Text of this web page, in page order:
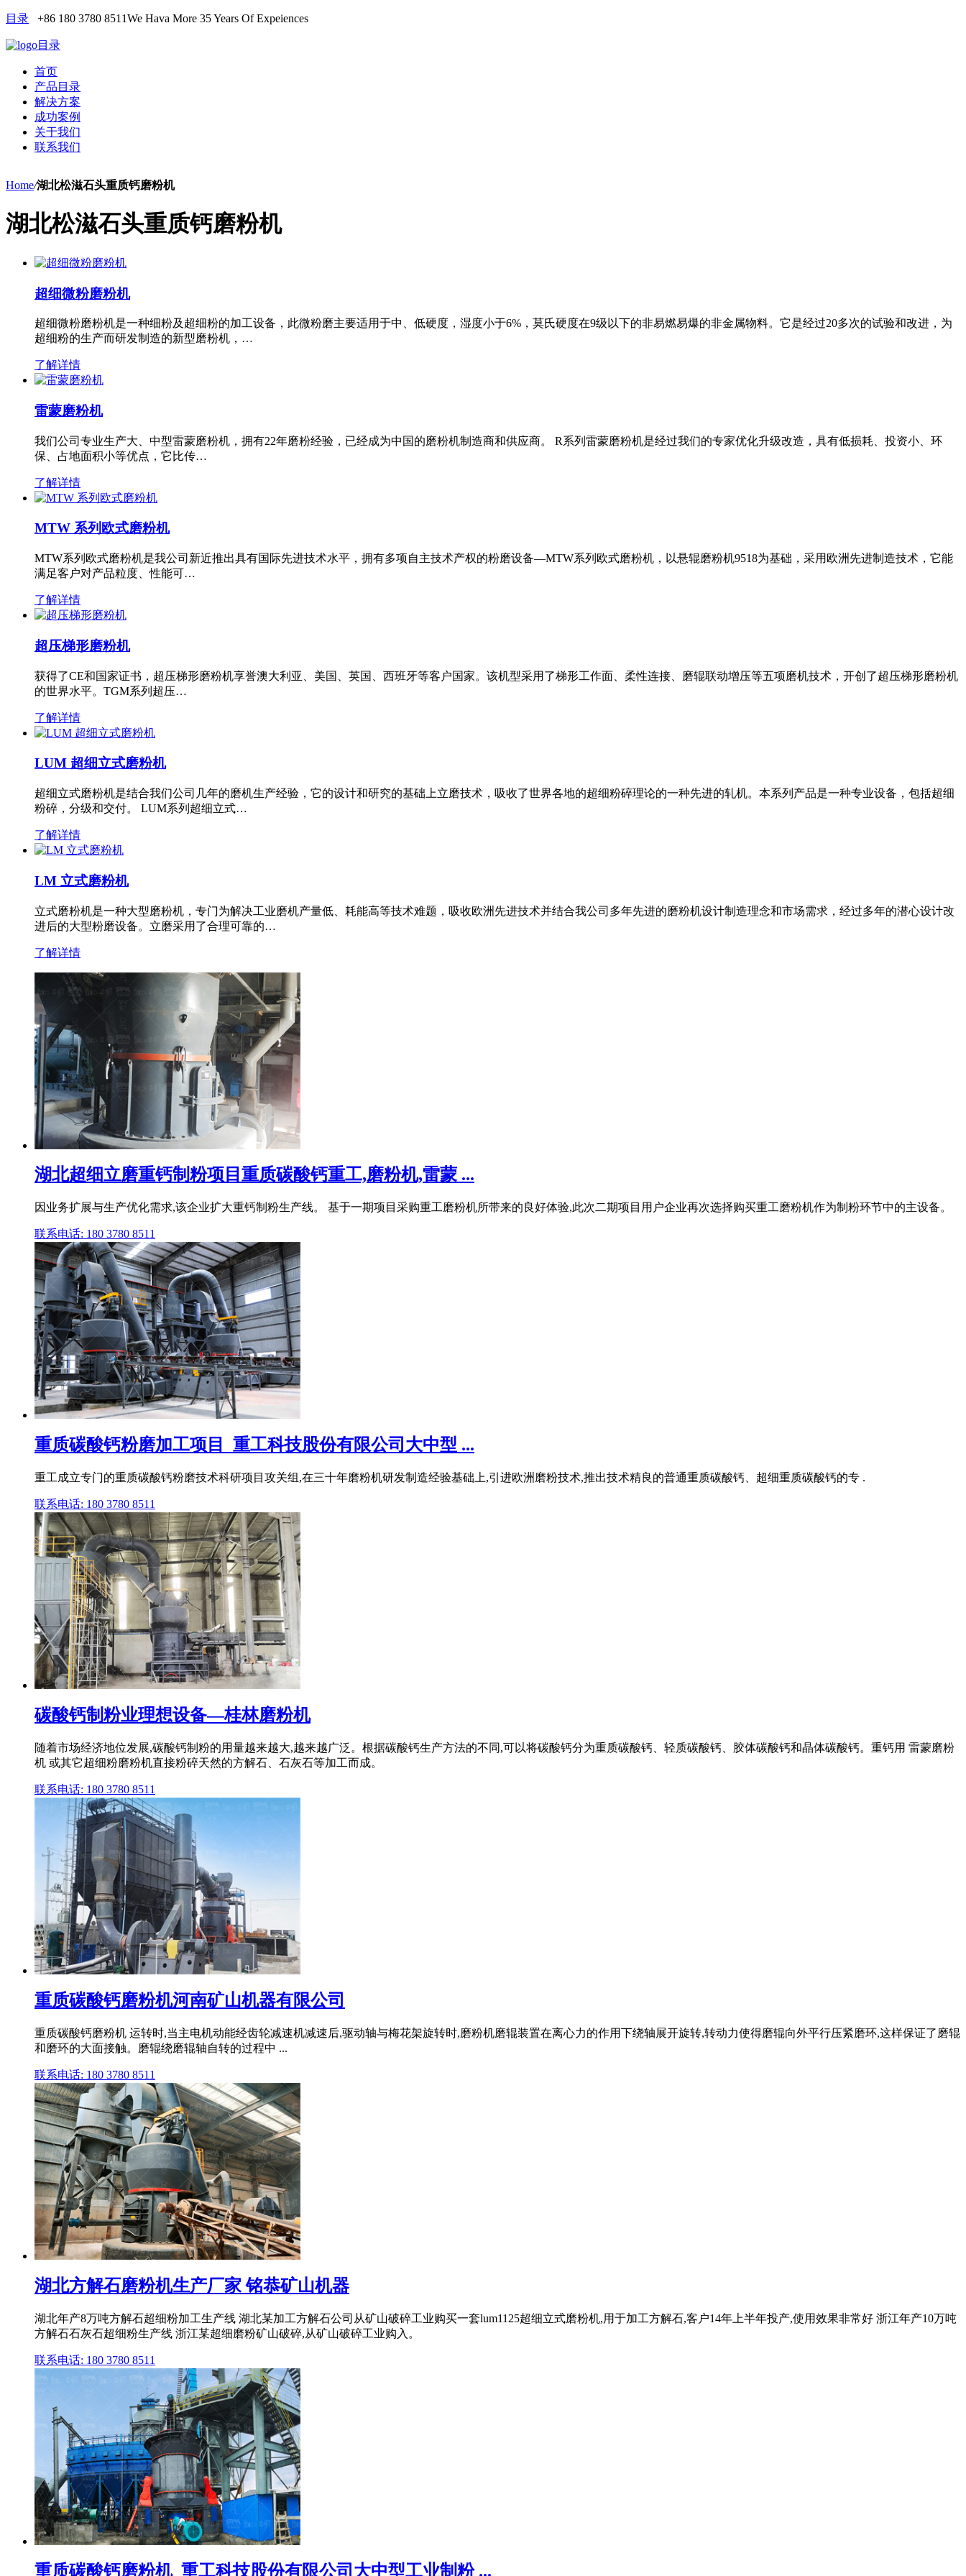
目录 +86 180 3780 8511We Hava More 35 Years Of Expeiences
目录
首页
产品目录
解决方案
成功案例
关于我们
联系我们
Home/湖北松滋石头重质钙磨粉机
湖北松滋石头重质钙磨粉机
超细微粉磨粉机
超细微粉磨粉机是一种细粉及超细粉的加工设备，此微粉磨主要适用于中、低硬度，湿度小于6%，莫氏硬度在9级以下的非易燃易爆的非金属物料。它是经过20多次的试验和改进，为
超细粉的生产而研发制造的新型磨粉机，…
了解详情
雷蒙磨粉机
我们公司专业生产大、中型雷蒙磨粉机，拥有22年磨粉经验，已经成为中国的磨粉机制造商和供应商。 R系列雷蒙磨粉机是经过我们的专家优化升级改造，具有低损耗、投资小、环
保、占地面积小等优点，它比传…
了解详情
MTW 系列欧式磨粉机
MTW系列欧式磨粉机是我公司新近推出具有国际先进技术水平，拥有多项自主技术产权的粉磨设备—MTW系列欧式磨粉机，以悬辊磨粉机9518为基础，采用欧洲先进制造技术，它能
满足客户对产品粒度、性能可…
了解详情
超压梯形磨粉机
获得了CE和国家证书，超压梯形磨粉机享誉澳大利亚、美国、英国、西班牙等客户国家。该机型采用了梯形工作面、柔性连接、磨辊联动增压等五项磨机技术，开创了超压梯形磨粉机
的世界水平。TGM系列超压…
了解详情
LUM 超细立式磨粉机
超细立式磨粉机是结合我们公司几年的磨机生产经验，它的设计和研究的基础上立磨技术，吸收了世界各地的超细粉碎理论的一种先进的轧机。本系列产品是一种专业设备，包括超细
粉碎，分级和交付。 LUM系列超细立式…
了解详情
LM 立式磨粉机
立式磨粉机是一种大型磨粉机，专门为解决工业磨机产量低、耗能高等技术难题，吸收欧洲先进技术并结合我公司多年先进的磨粉机设计制造理念和市场需求，经过多年的潜心设计改
进后的大型粉磨设备。立磨采用了合理可靠的…
了解详情
湖北超细立磨重钙制粉项目重质碳酸钙重工,磨粉机,雷蒙 ...
因业务扩展与生产优化需求,该企业扩大重钙制粉生产线。 基于一期项目采购重工磨粉机所带来的良好体验,此次二期项目用户企业再次选择购买重工磨粉机作为制粉环节中的主设备。
联系电话: 180 3780 8511
重质碳酸钙粉磨加工项目_重工科技股份有限公司大中型 ...
重工成立专门的重质碳酸钙粉磨技术科研项目攻关组,在三十年磨粉机研发制造经验基础上,引进欧洲磨粉技术,推出技术精良的普通重质碳酸钙、超细重质碳酸钙的专 .
联系电话: 180 3780 8511
碳酸钙制粉业理想设备—桂林磨粉机
随着市场经济地位发展,碳酸钙制粉的用量越来越大,越来越广泛。根据碳酸钙生产方法的不同,可以将碳酸钙分为重质碳酸钙、轻质碳酸钙、胶体碳酸钙和晶体碳酸钙。重钙用 雷蒙磨粉
机 或其它超细粉磨粉机直接粉碎天然的方解石、石灰石等加工而成。
联系电话: 180 3780 8511
重质碳酸钙磨粉机河南矿山机器有限公司
重质碳酸钙磨粉机 运转时,当主电机动能经齿轮减速机减速后,驱动轴与梅花架旋转时,磨粉机磨辊装置在离心力的作用下绕轴展开旋转,转动力使得磨辊向外平行压紧磨环,这样保证了磨辊
和磨环的大面接触。磨辊绕磨辊轴自转的过程中 ...
联系电话: 180 3780 8511
湖北方解石磨粉机生产厂家 铭恭矿山机器
湖北年产8万吨方解石超细粉加工生产线 湖北某加工方解石公司从矿山破碎工业购买一套lum1125超细立式磨粉机,用于加工方解石,客户14年上半年投产,使用效果非常好 浙江年产10万吨
方解石石灰石超细粉生产线 浙江某超细磨粉矿山破碎,从矿山破碎工业购入。
联系电话: 180 3780 8511
重质碳酸钙磨粉机_重工科技股份有限公司大中型工业制粉 ...